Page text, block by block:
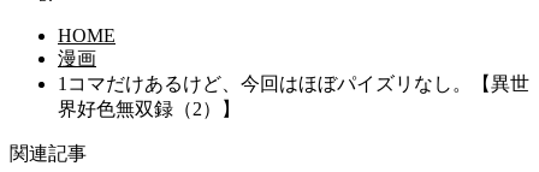
HOME
漫画
1コマだけあるけど、今回はほぼパイズリなし。【異世
界好色無双録（2）】
関連記事